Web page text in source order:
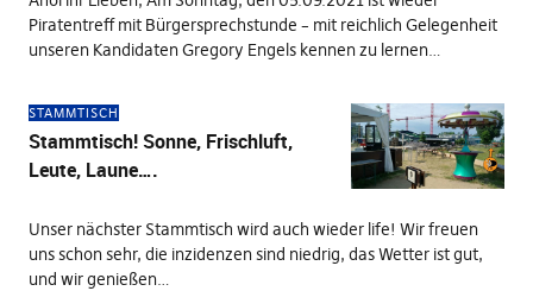
Piratentreff mit Bürgersprechstunde – mit reichlich Gelegenheit
unseren Kandidaten Gregory Engels kennen zu lernen…
STAMMTISCH
Stammtisch! Sonne, Frischluft,
Leute, Laune….
Unser nächster Stammtisch wird auch wieder life! Wir freuen
uns schon sehr, die inzidenzen sind niedrig, das Wetter ist gut,
und wir genießen…